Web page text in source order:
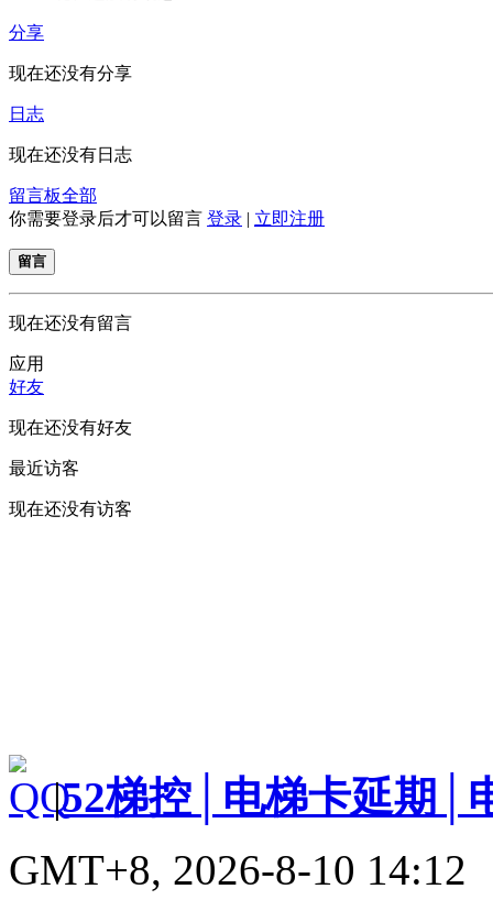
分享
现在还没有分享
日志
现在还没有日志
留言板全部
你需要登录后才可以留言 登录 | 立即注册
留言
现在还没有留言
应用
好友
现在还没有好友
最近访客
现在还没有访客
|52梯控│电梯卡延期│
GMT+8, 2026-8-10 14:12